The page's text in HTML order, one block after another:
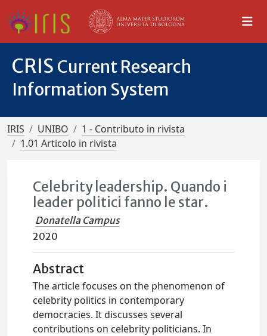
CRIS Current Research
Information System
IRIS UNIBO
1 - Contributo in rivista
1.01 Articolo in rivista
Celebrity leadership. Quando i
leader politici fanno le star.
Donatella Campus
2020
Abstract
The article focuses on the phenomenon of
celebrity politics in contemporary
democracies. It discusses several
contributions on celebrity politicians. In